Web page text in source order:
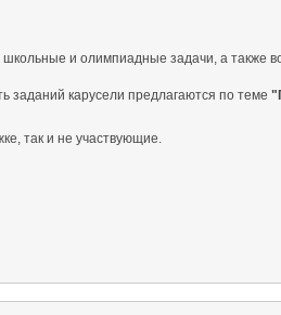
и олимпиадные задачи, а также
заданий карусели предлагаются по теме
так и не участвующие.